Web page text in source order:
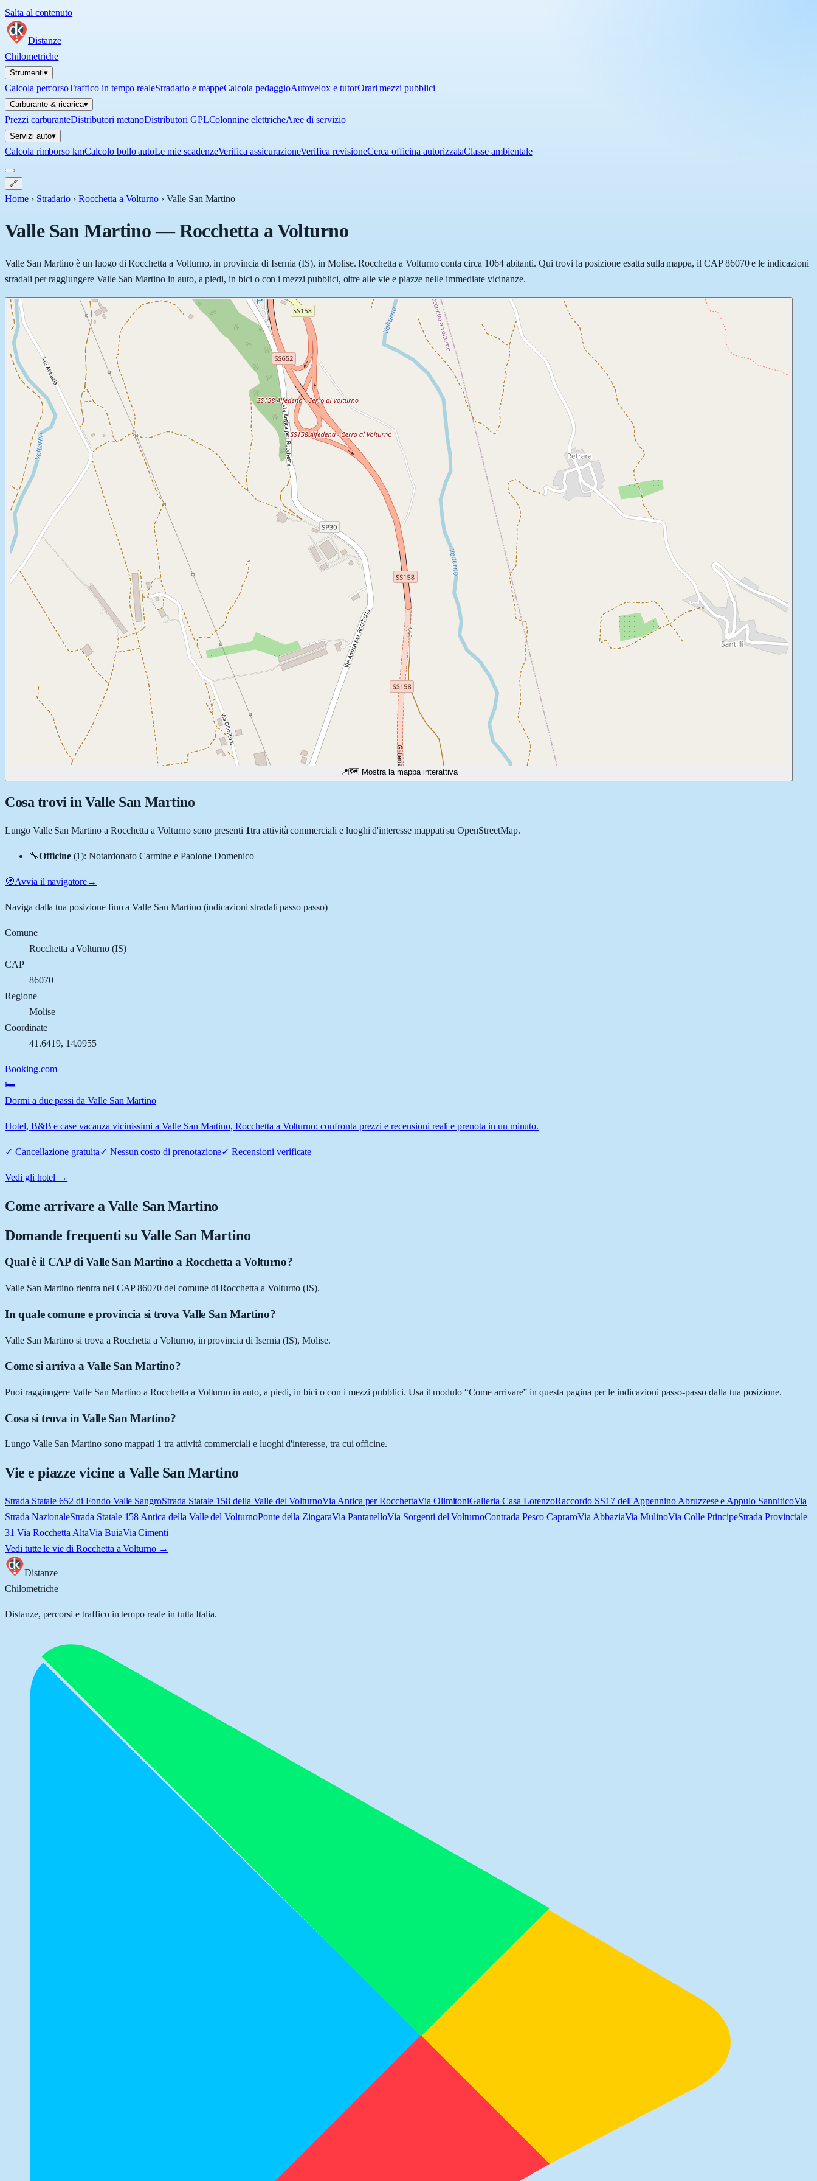
Salta al contenuto
Distanze
Chilometriche
Strumenti▾
Calcola percorsoTraffico in tempo realeStradario e mappeCalcola pedaggioAutovelox e tutorOrari mezzi pubblici
Carburante & ricarica▾
Prezzi carburanteDistributori metanoDistributori GPLColonnine elettricheAree di servizio
Servizi auto▾
Calcola rimborso kmCalcolo bollo autoLe mie scadenzeVerifica assicurazioneVerifica revisioneCerca officina autorizzataClasse ambientale
🔗
Home › Stradario › Rocchetta a Volturno ›Valle San Martino
Valle San Martino—Rocchetta a Volturno
Valle San Martino è un luogo di Rocchetta a Volturno, in provincia di Isernia (IS), in Molise. Rocchetta a Volturno conta circa 1064 abitanti. Qui trovi la posizione esatta sulla mappa, il CAP 86070 e le indicazioni
stradali per raggiungere Valle San Martino in auto, a piedi, in bici o con i mezzi pubblici, oltre alle vie e piazze nelle immediate vicinanze.
📍🗺️ Mostra la mappa interattiva
Cosa trovi in Valle San Martino
Lungo Valle San Martinoa Rocchetta a Volturnosono presenti 1tra attività commerciali e luoghi d'interesse mappati su OpenStreetMap.
🔧Officine (1):Notardonato Carmine e Paolone Domenico
🧭Avvia il navigatore→
Naviga dalla tua posizione fino aValle San Martino(indicazioni stradali passo passo)
Comune
Rocchetta a Volturno (IS)
CAP
86070
Regione
Molise
Coordinate
41.6419, 14.0955
Booking.com
🛏️
Dormi a due passi da Valle San Martino
Hotel, B&B e case vacanza vicinissimi a Valle San Martino, Rocchetta a Volturno: confronta prezzi e recensioni reali e prenota in un minuto.
✓ Cancellazione gratuita✓ Nessun costo di prenotazione✓Recensioni verificate
Vedi gli hotel →
Come arrivare aValle San Martino
Domande frequenti su Valle San Martino
Qual è il CAP di Valle San Martino a Rocchetta a Volturno?
Valle San Martino rientra nel CAP 86070 del comune di Rocchetta a Volturno (IS).
In quale comune e provincia si trova Valle San Martino?
Valle San Martino si trova a Rocchetta a Volturno, in provincia di Isernia (IS), Molise.
Come si arriva a Valle San Martino?
Puoi raggiungere Valle San Martino a Rocchetta a Volturno in auto, a piedi, in bici o con i mezzi pubblici. Usa il modulo “Come arrivare” in questa pagina per le indicazioni passo-passo dalla tua posizione.
Cosa si trova in Valle San Martino?
Lungo Valle San Martino sono mappati 1 tra attività commerciali e luoghi d'interesse, tra cui officine.
Vie e piazze vicine a Valle San Martino
Strada Statale 652 di Fondo Valle SangroStrada Statale 158 della Valle del VolturnoVia Antica per RocchettaVia OlimitoniGalleria Casa LorenzoRaccordo SS17 dell'Appennino Abruzzese e Appulo SanniticoVia
Strada NazionaleStrada Statale 158 Antica della Valle del VolturnoPonte della ZingaraVia PantanelloVia Sorgenti del VolturnoContrada Pesco CapraroVia AbbaziaVia MulinoVia Colle PrincipeStrada Provinciale
31 Via Rocchetta AltaVia BuiaVia Cimenti
Vedi tutte le vie di Rocchetta a Volturno →
Distanze
Chilometriche
Distanze, percorsi e traffico in tempo reale in tutta Italia.